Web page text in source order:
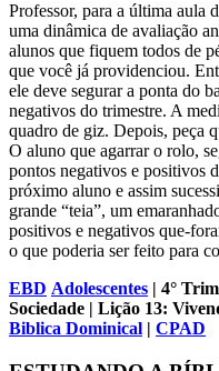
Professor, para a última aula
uma dinâmica de avaliação
alunos que fiquem todos de
que você já providenciou.
ele deve segurar a ponta do
negativos do trimestre. A
quadro de giz. Depois, peça
O aluno que agarrar o rolo,
pontos negativos e positivos
próximo aluno e assim
grande “teia”, um
positivos e negativos que-
o que poderia ser feito para
EBD Adolescentes | 4°
Sociedade | Lição 13:
Biblica Dominical | CPAD